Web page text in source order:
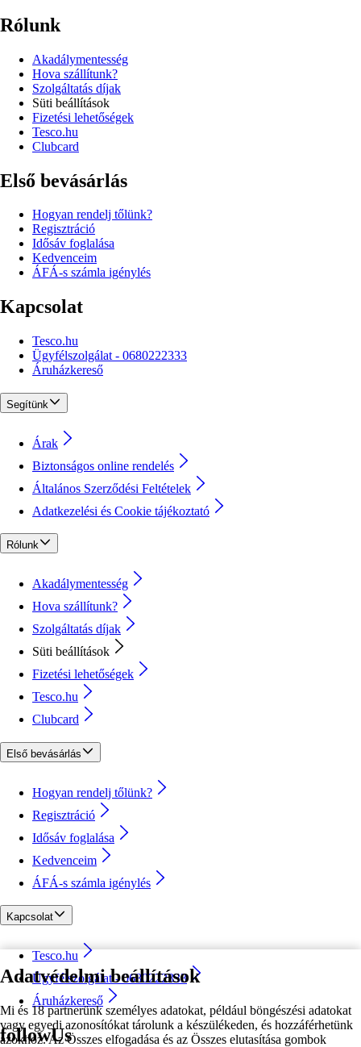
Adatvédelmi beállítások
Mi és 18 partnerünk személyes adatokat, például böngészési adatokat
vagy egyedi azonosítókat tárolunk a készülékeden, és hozzáférhetünk
azokhoz. Az Összes elfogadása és az Összes elutasítása gombok
Rólunk
Akadálymentesség
Hova szállítunk?
Szolgáltatás díjak
Süti beállítások
Fizetési lehetőségek
Tesco.hu
Clubcard
Első bevásárlás
Hogyan rendelj tőlünk?
Regisztráció
Idősáv foglalása
Kedvenceim
ÁFÁ-s számla igénylés
Kapcsolat
Tesco.hu
Ügyfélszolgálat - 0680222333
Áruházkereső
Segítünk
Árak
Biztonságos online rendelés
Általános Szerződési Feltételek
Adatkezelési és Cookie tájékoztató
Rólunk
Akadálymentesség
Hova szállítunk?
Szolgáltatás díjak
Süti beállítások
Fizetési lehetőségek
Tesco.hu
Clubcard
Első bevásárlás
Hogyan rendelj tőlünk?
Regisztráció
Idősáv foglalása
Kedvenceim
ÁFÁ-s számla igénylés
Kapcsolat
Tesco.hu
Ügyfélszolgálat - 0680222333
Áruházkereső
followUs